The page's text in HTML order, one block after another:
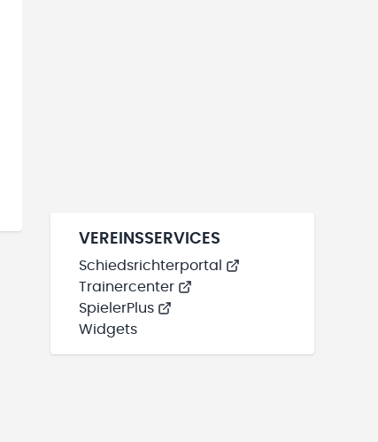
VEREINSSERVICES
Schiedsrichterportal
Trainercenter
SpielerPlus
Widgets